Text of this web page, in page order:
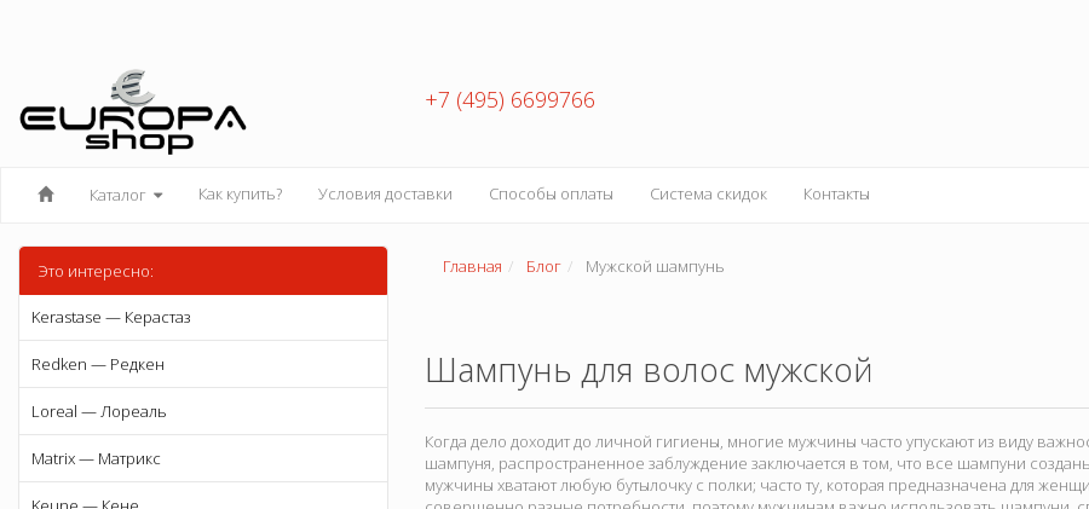
+7 (495) 6699766
Каталог Как купить? Условия доставки Способы оплаты Система скидок Контакты
Это интересно:
Kerastase — Керастаз
Redken — Редкен
Loreal — Лореаль
Matrix — Матрикс
Главная Блог Мужской шампунь
Шампунь для волос мужской
Когда дело доходит до личной гигиены, многие мужчины часто упускают из виду
шампуня, распространенное заблуждение заключается в том, что все шампуни
мужчины хватают любую бутылочку с полки; часто ту, которая предназначена для